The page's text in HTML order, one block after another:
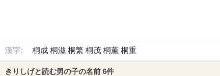
漢字: 桐成 桐滋 桐繁 桐茂 桐薫 桐重
きりしげと読む男の子の名前 6件